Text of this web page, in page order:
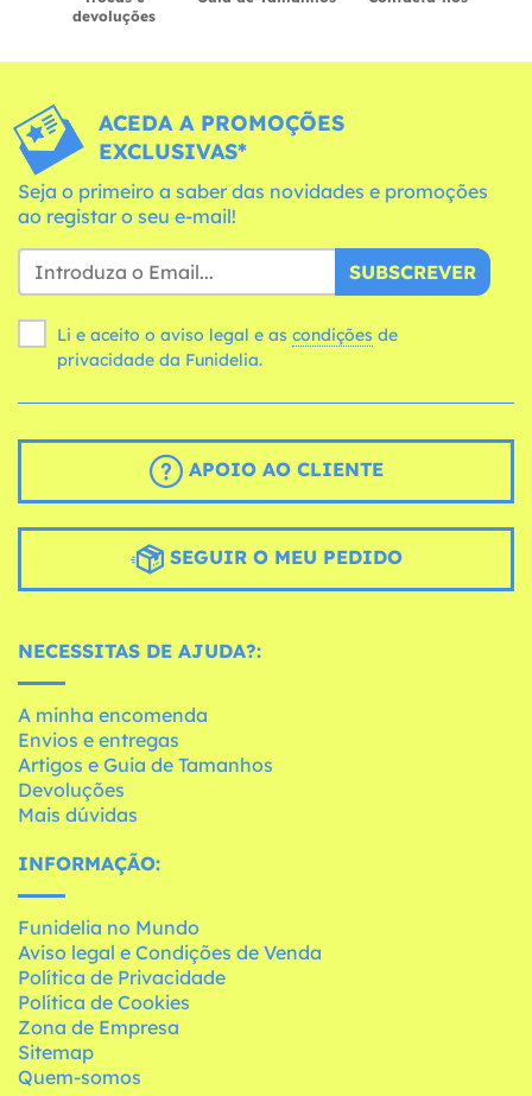
devoluções
ACEDA A PROMOÇÕES
EXCLUSIVAS*
Seja o primeiro a saber das novidades e promoções
ao registar o seu e-mail!
SUBSCREVER
Li e aceito o aviso legal e as condições
privacidade da Funidelia.
APOIO AO CLIENTE
SEGUIR O MEU PEDIDO
NECESSITAS DE AJUDA?:
A minha encomenda
Envios e entregas
Artigos e Guia de Tamanhos
Devoluções
Mais dúvidas
INFORMAÇÃO:
Funidelia no Mundo
Aviso legal e Condições de Venda
Política de Privacidade
Política de Cookies
Zona de Empresa
Sitemap
Quem-somos